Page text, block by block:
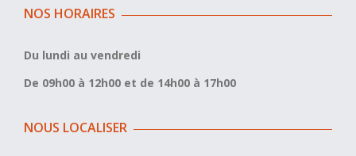
NOS HORAIRES
Du lundi au vendredi
De 09h00 à 12h00 et de 14h00 à 17h00
NOUS LOCALISER